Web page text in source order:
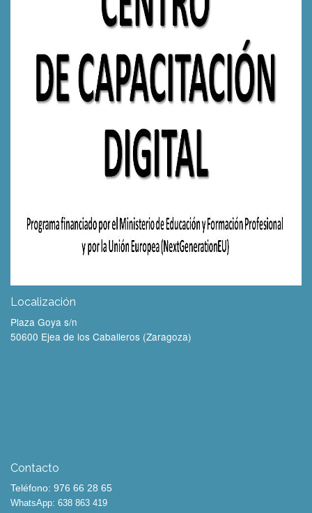
Localización
Plaza Goya s/n
50600 Ejea de los Caballeros (Zaragoza)
Contacto
Teléfono: 976 66 28 65
WhatsApp: 638 863 419